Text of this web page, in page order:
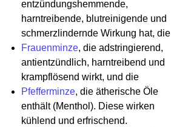
entzündungshemmende,
harntreibende, blutreinigende und
schmerzlindernde Wirkung hat, die
Frauenminze, die adstringierend,
antientzündlich, harntreibend und
krampflösend wirkt, und die
Pfefferminze, die ätherische Öle
enthält (Menthol). Diese wirken
kühlend und erfrischend.